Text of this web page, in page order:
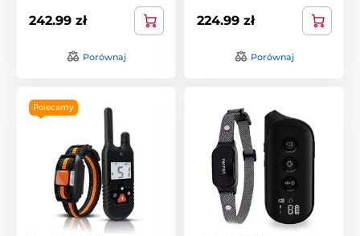
242.99 zł
Porównaj
224.99 zł
Porównaj
Polecamy